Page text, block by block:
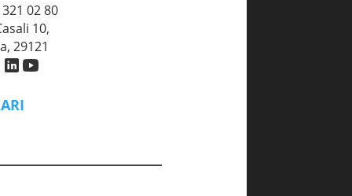
02 80
10,
29121